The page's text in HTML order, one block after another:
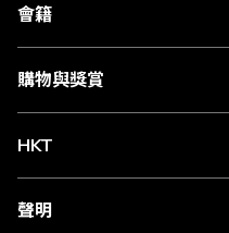
合作夥伴
媒體中心
會籍
會籍及專屬禮遇
賺取積分
購物與獎賞
物流與配送
Club Shopping 商品領取站
常見問題
HKT
csl.
1010
聲明